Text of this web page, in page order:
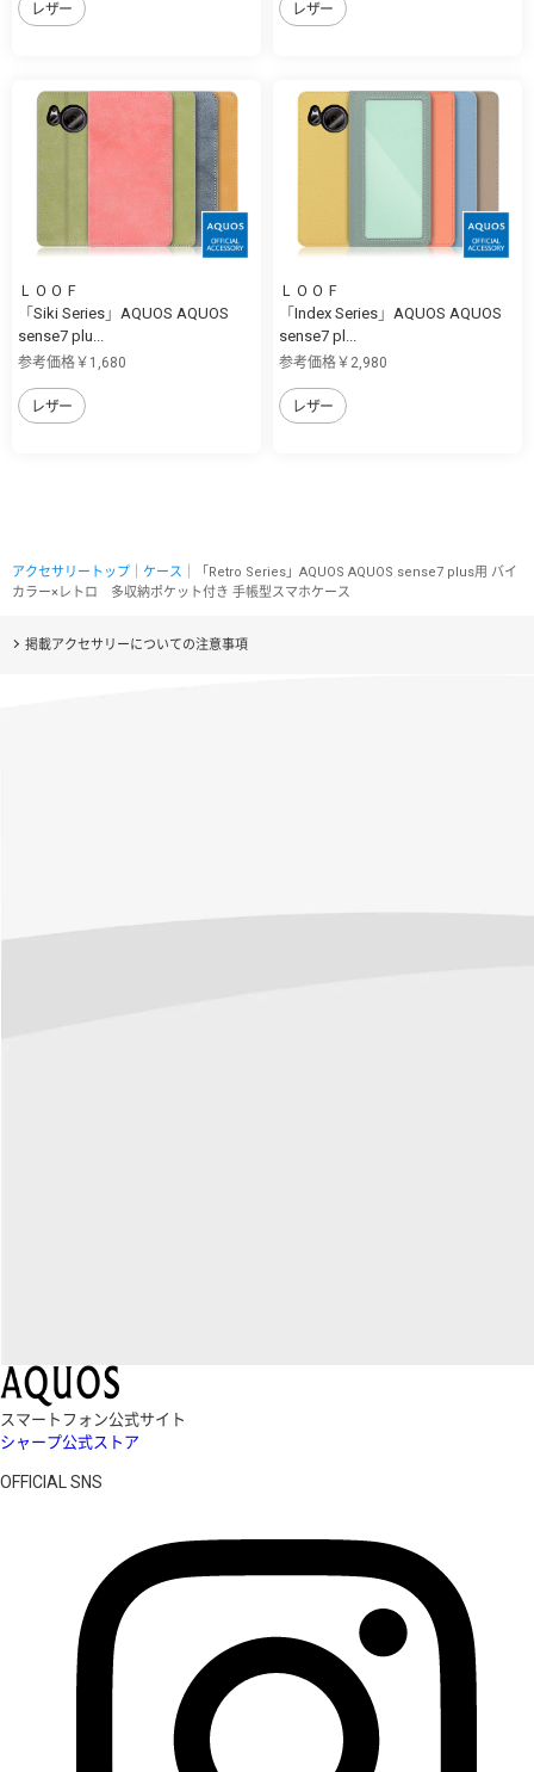
レザー レザー
ＬＯＯＦ
「Siki Series」AQUOS AQUOS
sense7 plu...
参考価格￥1,680
レザー
ＬＯＯＦ
「Index Series」AQUOS AQUOS
sense7 pl...
参考価格￥2,980
レザー
アクセサリートップ ケース ｜「Retro Series」AQUOS AQUOS sense7 plus用 バイ
カラー×レトロ 多収納ポケット付き 手帳型スマホケース
掲載アクセサリーについての注意事項
スマートフォン公式サイト
シャープ公式ストア
OFFICIAL SNS